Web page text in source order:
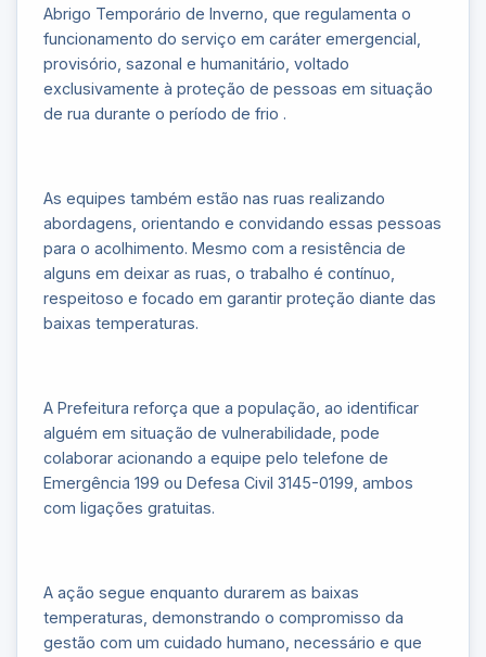
Abrigo Temporário de Inverno, que regulamenta o
funcionamento do serviço em caráter emergencial,
provisório, sazonal e humanitário, voltado
exclusivamente à proteção de pessoas em situação
de rua durante o período de frio .
As equipes também estão nas ruas realizando
abordagens, orientando e convidando essas pessoas
para o acolhimento. Mesmo com a resistência de
alguns em deixar as ruas, o trabalho é contínuo,
respeitoso e focado em garantir proteção diante das
baixas temperaturas.
A Prefeitura reforça que a população, ao identificar
alguém em situação de vulnerabilidade, pode
colaborar acionando a equipe pelo telefone de
Emergência 199 ou Defesa Civil 3145-0199, ambos
com ligações gratuitas.
A ação segue enquanto durarem as baixas
temperaturas, demonstrando o compromisso da
gestão com um cuidado humano, necessário e que